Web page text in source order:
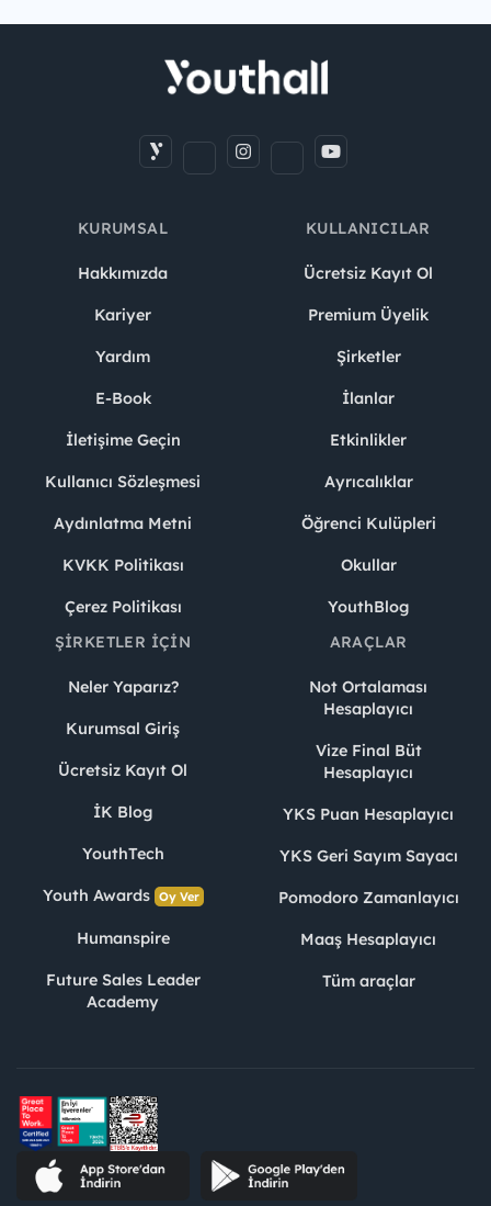
KURUMSAL
Hakkımızda
Kariyer
Yardım
E-Book
İletişime Geçin
Kullanıcı Sözleşmesi
Aydınlatma Metni
KVKK Politikası
Çerez Politikası
KULLANICILAR
Ücretsiz Kayıt Ol
Premium Üyelik
Şirketler
İlanlar
Etkinlikler
Ayrıcalıklar
Öğrenci Kulüpleri
Okullar
YouthBlog
ŞIRKETLER İÇIN
Neler Yaparız?
Kurumsal Giriş
Ücretsiz Kayıt Ol
İK Blog
YouthTech
Youth Awards Oy Ver
Humanspire
Future Sales Leader
Academy
ARAÇLAR
Not Ortalaması
Hesaplayıcı
Vize Final Büt
Hesaplayıcı
YKS Puan Hesaplayıcı
YKS Geri Sayım Sayacı
Pomodoro Zamanlayıcı
Maaş Hesaplayıcı
Tüm araçlar